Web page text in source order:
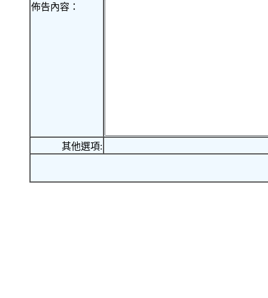
佈告內容：
其他選項: